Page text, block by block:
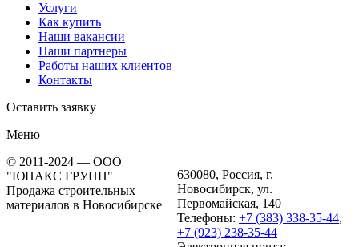
Услуги
Как купить
Наши вакансии
Наши партнеры
Работы наших клиентов
Контакты
Оставить заявку
Меню
© 2011-2024 — ООО
"ЮНАКС ГРУПП"
Продажа строительных
материалов в Новосибирске
630080, Россия, г.
Новосибирск, ул.
Первомайская, 140
Телефоны: +7 (383) 338-35-44,
+7 (923) 238-35-44